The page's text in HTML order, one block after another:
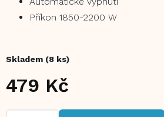
479 Kč
Skladem (8 ks)
Příkon 1850-2200 W